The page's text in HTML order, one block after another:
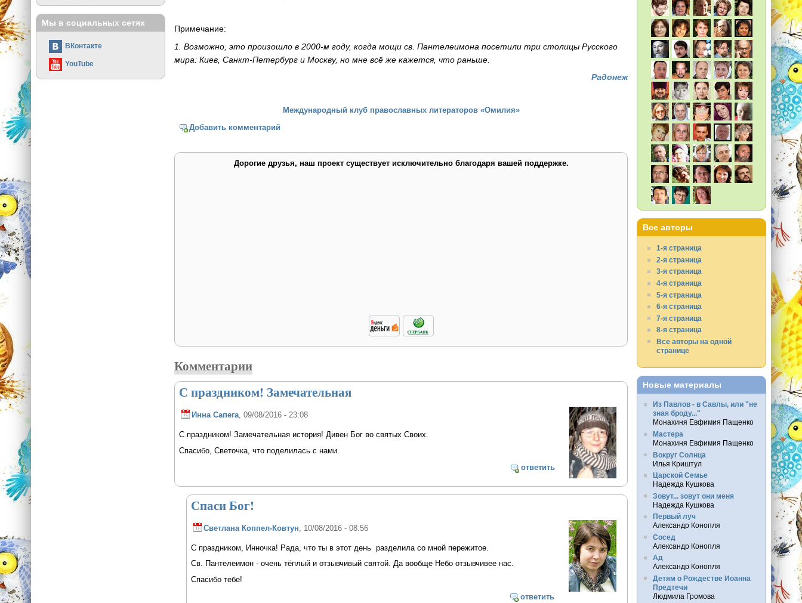
Примечание:
1. Возможно, это произошло в 2000-м году, когда мощи св. Пантелеимона посетили три столицы Русского
мира: Киев, Санкт-Петербург и Москву, но мне всё же кажется, что раньше.
Радонеж
Международный клуб православных литераторов «Омилия»
Добавить комментарий
Дорогие друзья, наш проект существует исключительно благодаря вашей поддержке.
Комментарии
С праздником! Замечательная
Инна Сапега, 09/08/2016 - 23:08
С праздником! Замечательная история! Дивен Бог во святых Своих.
Спасибо, Светочка, что поделилась с нами.
ответить
Спаси Бог!
Светлана Коппел-Ковтун , 10/08/2016 - 08:56
С праздником, Инночка! Рада, что ты в этот день разделила со мной пережитое.
Св. Пантелеимон - очень тёплый и отзывчивый святой. Да вообще Небо отзывчивее нас.
Спасибо тебе!
ответить
Мы в социальных сетях
ВКонтакте
YouTube
Все авторы
1-я страница
2-я страница
3-я страница
4-я страница
5-я страница
6-я страница
7-я страница
8-я страница
Все авторы на одной
странице
Новые материалы
Из Павлов - в Савлы, или "не
зная броду..."
Монахиня Евфимия Пащенко
Мастера
Монахиня Евфимия Пащенко
Вокруг Солнца
Илья Криштул
Царской Семье
Надежда Кушкова
Зовут... зовут они меня
Надежда Кушкова
Первый луч
Александр Конопля
Сосед
Александр Конопля
Ад
Александр Конопля
Детям о Рождестве Иоанна
Предтечи
Людмила Громова